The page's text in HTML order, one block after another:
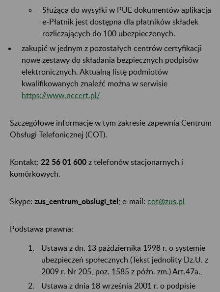
Służąca do wysyłki w PUE dokumentów aplikacja
e-Płatnik jest dostępna dla płatników składek
rozliczających do 100 ubezpieczonych.
zakupić w jednym z pozostałych centrów certyfikacji
nowe zestawy do składania bezpiecznych podpisów
elektronicznych. Aktualną listę podmiotów
kwalifikowanych znaleźć można w serwisie
https://www.nccert.pl/
Szczegółowe informacje w tym zakresie zapewnia Centrum
Obsługi Telefonicznej (COT).
Kontakt: 22 56 01 600 z telefonów stacjonarnych i
komórkowych.
Skype: zus_centrum_obslugi_tel; e-mail: cot@zus.pl
Podstawa prawna:
Ustawa z dn. 13 października 1998 r. o systemie
ubezpieczeń społecznych (Tekst jednolity Dz.U. z
2009 r. Nr 205, poz. 1585 z późn. zm.) Art.47a.,
Ustawa z dnia 18 września 2001 r. o podpisie